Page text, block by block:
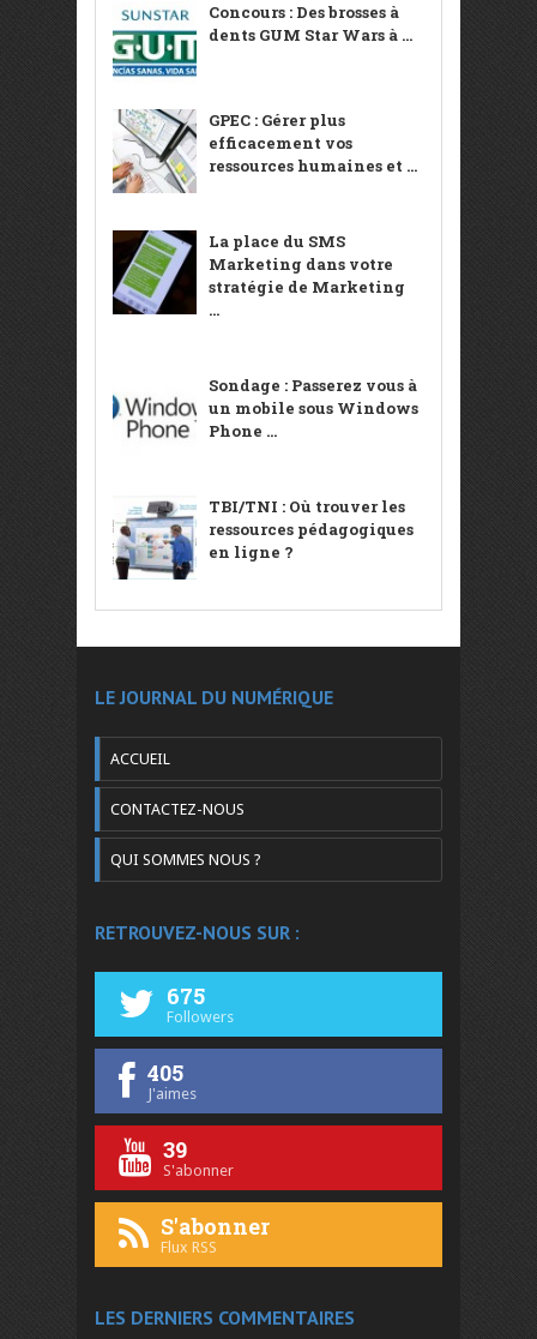
Concours : Des brosses à
dents GUM Star Wars à ...
GPEC : Gérer plus
efficacement vos
ressources humaines et ...
La place du SMS
Marketing dans votre
stratégie de Marketing
...
Sondage : Passerez vous à
un mobile sous Windows
Phone ...
TBI/TNI : Où trouver les
ressources pédagogiques
en ligne ?
LE JOURNAL DU NUMÉRIQUE
ACCUEIL
CONTACTEZ-NOUS
QUI SOMMES NOUS ?
RETROUVEZ-NOUS SUR :
675
Followers
405
J'aimes
39
S'abonner
S'abonner
Flux RSS
LES DERNIERS COMMENTAIRES